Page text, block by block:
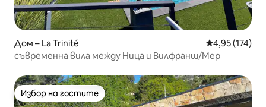
Дом – La Trinité Средна
4,95 (174)
съвременна вила между Ница и Вилфранш/Мер
Избор на гостите
Избор на гостите